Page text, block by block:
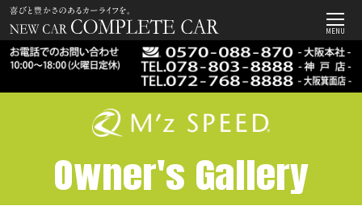
MENU
Owner's Gallery